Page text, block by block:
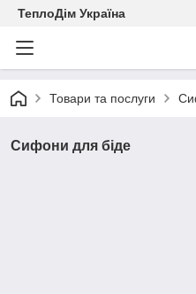
ТеплоДім Україна
Товари та послуги
Сифони для біде